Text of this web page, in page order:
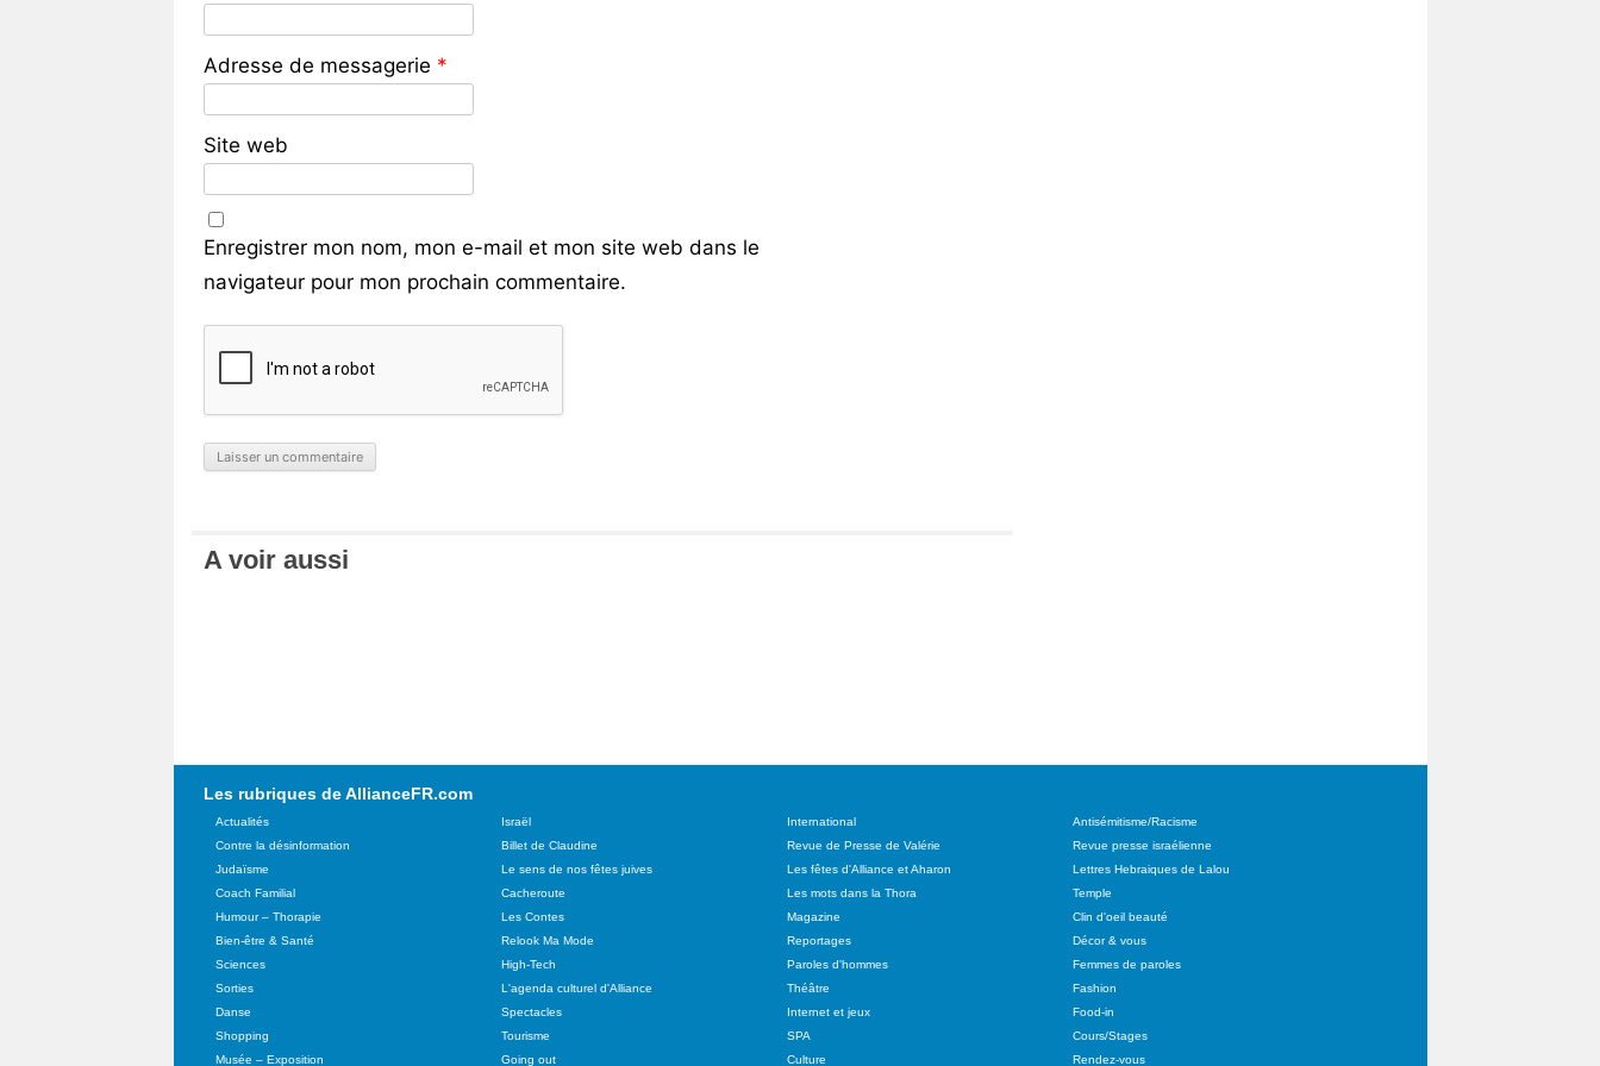
Adresse de messagerie *
Site web
Enregistrer mon nom, mon e-mail et mon site web dans le
navigateur pour mon prochain commentaire.
A voir aussi
Les rubriques de AllianceFR.com
Actualités Israël International
Antisémitisme/Racisme
Contre la désinformation
Billet de Claudine Revue de Presse de Valérie
Revue presse israélienne
Judaïsme
Le sens de nos fêtes juives Les fêtes d'Alliance et Aharon
Lettres Hebraiques de Lalou
Coach Familial
Cacheroute Les mots dans la Thora
Temple
Humour – Thorapie
Les Contes Magazine
Clin d'oeil beauté
Bien-être & Santé
Relook Ma Mode Reportages
Décor & vous
Sciences
High-Tech Paroles d'hommes
Femmes de paroles
Sorties
L'agenda culturel d'Alliance Théâtre
Fashion
Danse
Spectacles Internet et jeux
Food-in
Shopping
Tourisme SPA
Cours/Stages
Musée – Exposition
Going out Culture Rendez-vous